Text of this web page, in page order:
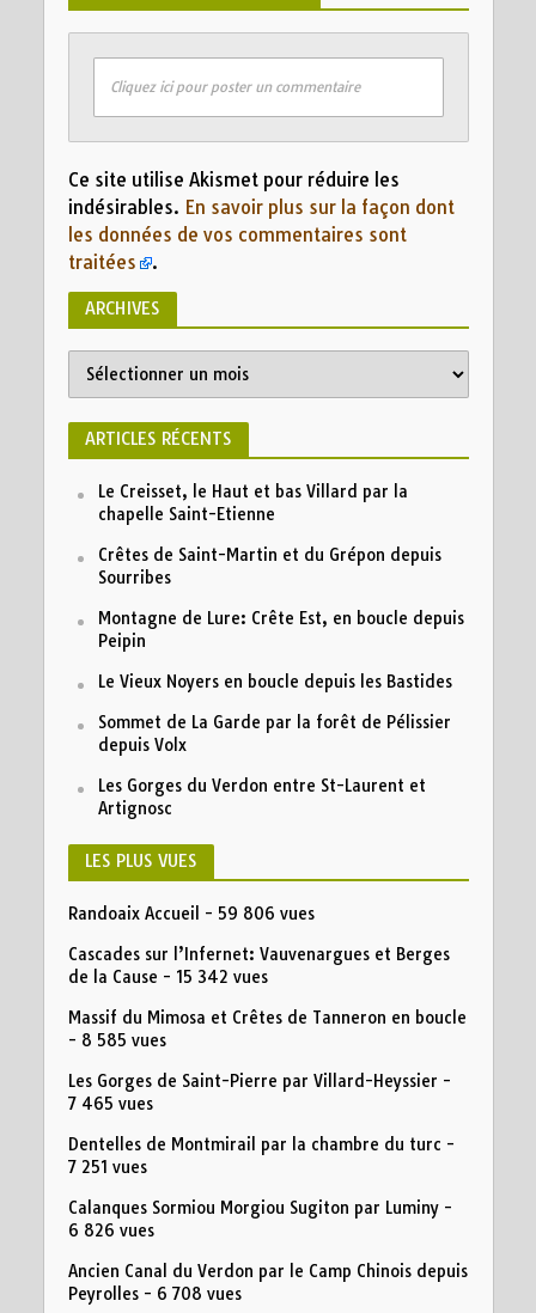
Cliquez ici pour poster un commentaire
Ce site utilise Akismet pour réduire les
indésirables. En savoir plus sur la façon dont
les données de vos commentaires sont
traitées
.
ARCHIVES
ARTICLES RÉCENTS
Le Creisset, le Haut et bas Villard par la
chapelle Saint-Etienne
Crêtes de Saint-Martin et du Grépon depuis
Sourribes
Montagne de Lure: Crête Est, en boucle depuis
Peipin
Le Vieux Noyers en boucle depuis les Bastides
Sommet de La Garde par la forêt de Pélissier
depuis Volx
Les Gorges du Verdon entre St-Laurent et
Artignosc
LES PLUS VUES
Randoaix Accueil - 59 806 vues
Cascades sur l’Infernet: Vauvenargues et Berges
de la Cause - 15 342 vues
Massif du Mimosa et Crêtes de Tanneron en boucle
- 8 585 vues
Les Gorges de Saint-Pierre par Villard-Heyssier -
7 465 vues
Dentelles de Montmirail par la chambre du turc -
7 251 vues
Calanques Sormiou Morgiou Sugiton par Luminy-
6 826 vues
Ancien Canal du Verdon par le Camp Chinois depuis
Peyrolles- 6 708 vues